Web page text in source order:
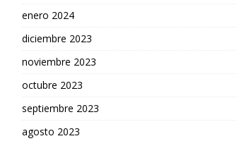
enero 2024
diciembre 2023
noviembre 2023
octubre 2023
septiembre 2023
agosto 2023